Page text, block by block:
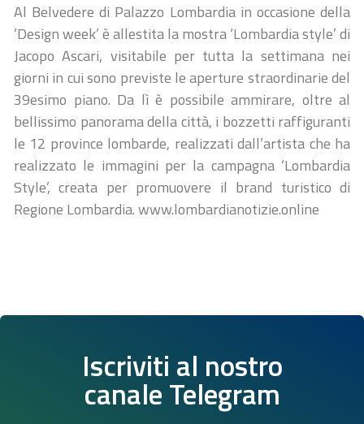
Al Belvedere di Palazzo Lombardia in occasione della
‘Design week’ è allestita la mostra ‘Lombardia style’ di
Jacopo Ascari, visitabile per tutta la settimana nei
giorni in cui sono previste le aperture straordinarie del
39esimo piano. Da lì è possibile ammirare, oltre al
bellissimo panorama della città, i bozzetti raffiguranti
le 12 province lombarde, realizzati dall’artista che ha
realizzato le immagini per la campagna ‘Lombardia
Style’, creata per promuovere il brand turistico di
Regione Lombardia. www.lombardianotizie.online
Iscriviti al nostro
canale Telegram